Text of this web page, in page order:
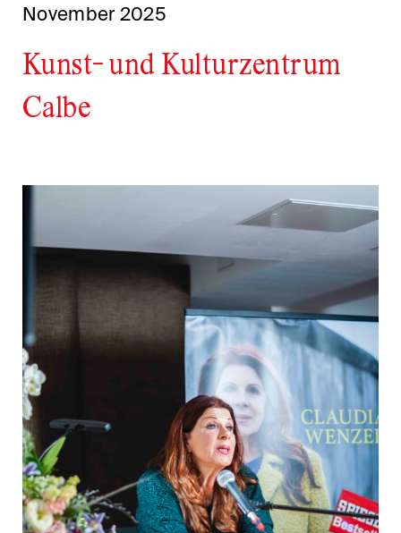
November 2025
Kunst- und Kulturzentrum
Calbe